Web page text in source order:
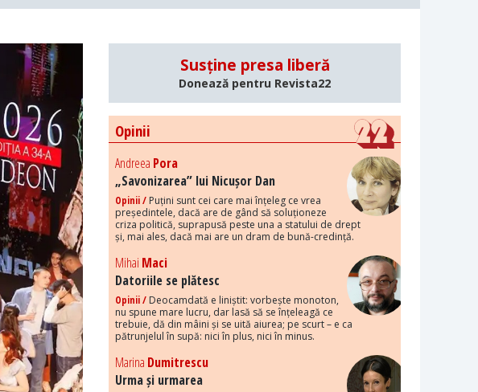
Susține presa liberă
Donează pentru Revista22
Opinii
Andreea Pora
„Savonizarea” lui Nicușor Dan
Opinii / Puțini sunt cei care mai înțeleg ce vrea
președintele, dacă are de gând să soluționeze
criza politică, suprapusă peste una a statului de drept
și, mai ales, dacă mai are un dram de bună-credință.
Mihai Maci
Datoriile se plătesc
Opinii / Deocamdată e liniștit: vorbește monoton,
nu spune mare lucru, dar lasă să se înțeleagă ce
trebuie, dă din mâini și se uită aiurea; pe scurt – e ca
pătrunjelul în supă: nici în plus, nici în minus.
Marina Dumitrescu
Urma și urmarea